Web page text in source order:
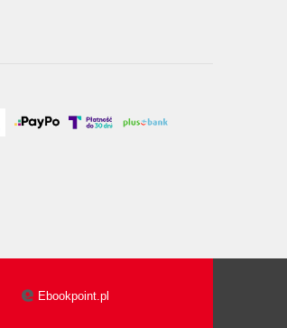
Ebookpoint.pl